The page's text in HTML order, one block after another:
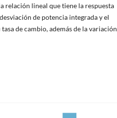
relación lineal que tiene la respuesta
de potencia integrada y el
de cambio, además de la variación